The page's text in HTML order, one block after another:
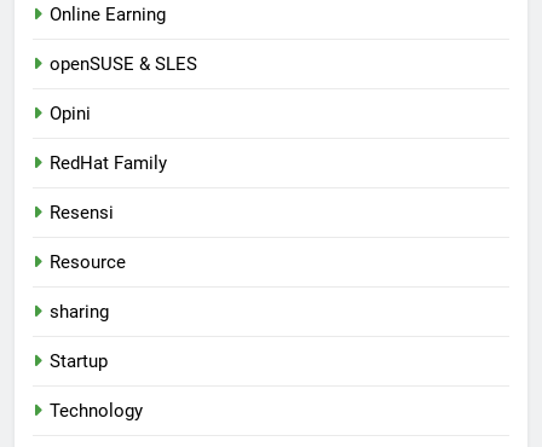
Online Earning
openSUSE & SLES
Opini
RedHat Family
Resensi
Resource
sharing
Startup
Technology